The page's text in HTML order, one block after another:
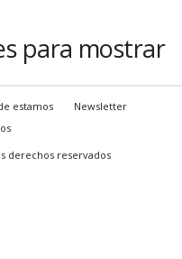
para mostrar
estamos
Newsletter
derechos reservados